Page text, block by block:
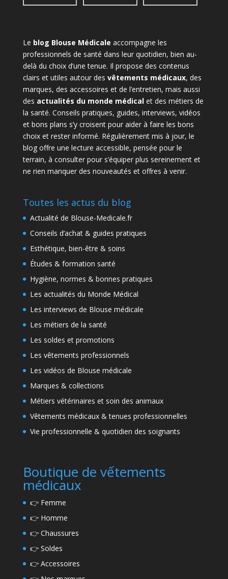
Le blog Blouse Médicale accompagne les
professionnels de santé dans leur quotidien, bien au-
delà du choix d’une tenue. Il propose des contenus
clairs et utiles autour des vêtements médicaux, des
marques, des accessoires et de l’entretien, mais aussi
des actualités du monde médicalet des métiers de
la santé. Conseils pratiques, guides, interviews, vidéos
et bons plans s’y croisent pour aider à faire les bons
choix et rester informé. Régulièrement mis à jour, le
blog offre une lecture accessible, pensée pour le
terrain, à consulter pour s’équiper plus sereinement et
ne rien manquer des nouveautés et offres à venir.
Toutes les actus du blog
Actualité de Blouse-Medicale.fr
Conseils d’achat & guides pratiques
Esthétique, bien-être & soins
Études & formation santé
Hygiène, normes & bonnes pratiques
Les actualités du Monde Médical
Les interviews de Blouse médicale
Les métiers de la santé
Les soldes et promotions
Les vêtements professionnels
Les vidéos de Blouse médicale
Marques & collections
Métiers vétérinaires et soin des animaux
Vêtements médicaux & tenues professionnelles
Vie professionnelle & quotidien des soignants
Boutique de vếtements
médicaux
👉 Femme
👉 Homme
👉 Chaussures
👉 Soldes
👉 Accessoires